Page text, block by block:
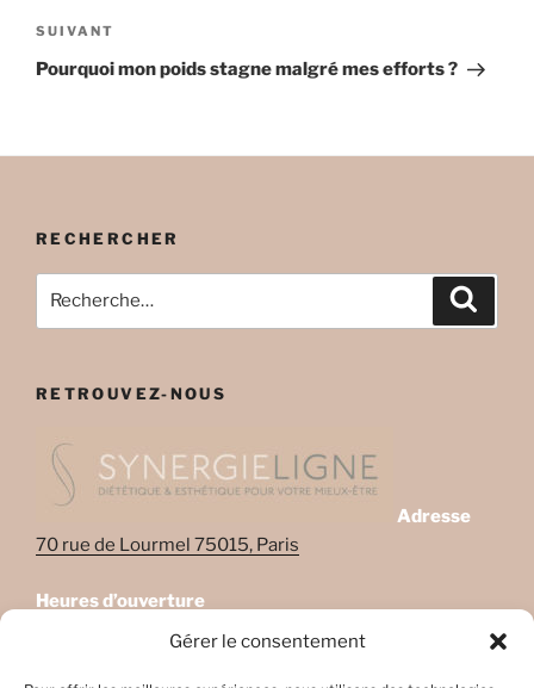
Gérer le consentement
Article
suivant
SUIVANT
Pourquoi mon poids stagne malgré mes efforts ?
RECHERCHER
pour
RETROUVEZ-NOUS
Adresse
70 rue de Lourmel 75015, Paris
Heures d’ouverture
Lundi: 08:45–22:00